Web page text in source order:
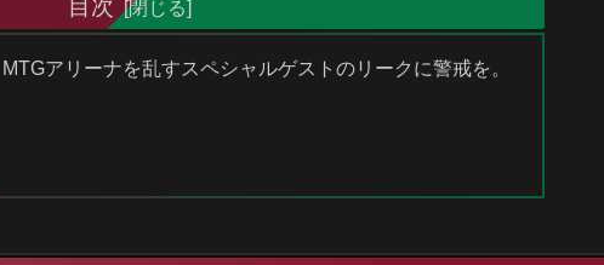
目次
アリーナを乱すスペシャルゲストのリークに警戒を。